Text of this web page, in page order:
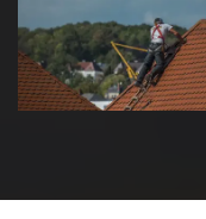
de toiture 39
Jura